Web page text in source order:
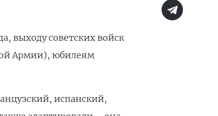
выходу советских войск
Армии), юбилеям
испанский,